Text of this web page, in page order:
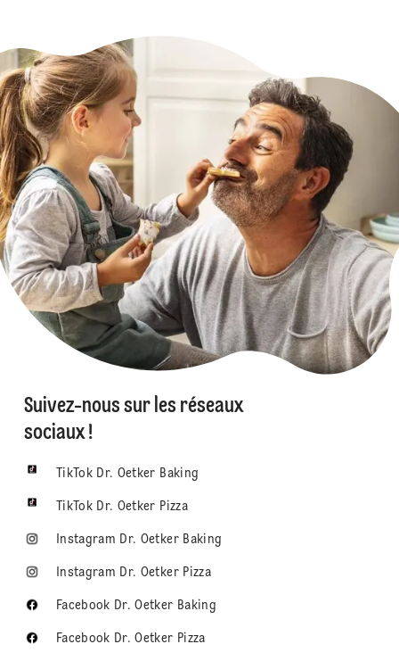
Suivez-nous sur les réseaux
sociaux !
TikTok Dr. Oetker Baking
TikTok Dr. Oetker Pizza
Instagram Dr. Oetker Baking
Instagram Dr. Oetker Pizza
Facebook Dr. Oetker Baking
Facebook Dr. Oetker Pizza